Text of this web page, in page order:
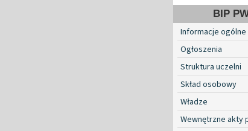
BIP
Informacje ogólne
Ogłoszenia
Struktura uczelni
Skład osobowy
Władze
Wewnętrzne akty